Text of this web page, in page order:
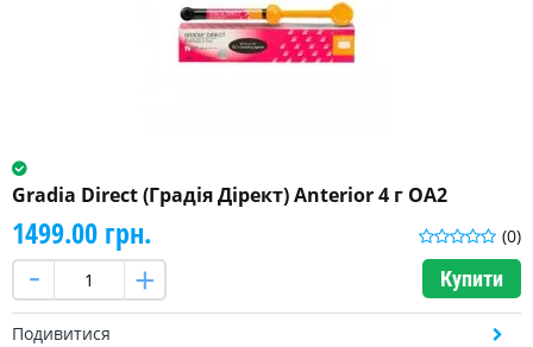
Gradia Direct (Градія Дірект) Anterior 4 г OA2
(0)
1499.00 грн.
Купити
Подивитися